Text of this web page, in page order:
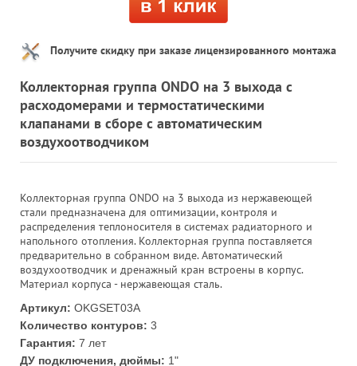
Получите скидку при заказе лицензированного монтажа
Коллекторная группа ONDO на 3 выхода с
расходомерами и термостатическими
клапанами в сборе с автоматическим
воздухоотводчиком
Коллекторная группа ONDO на 3 выхода из нержавеющей
стали предназначена для оптимизации, контроля и
распределения теплоносителя в системах радиаторного и
напольного отопления. Коллекторная группа поставляется
предварительно в собранном виде. Автоматический
воздухоотводчик и дренажный кран встроены в корпус.
Материал корпуса - нержавеющая сталь.
Артикул: OKGSET03A
Количество контуров: 3
Гарантия: 7 лет
ДУ подключения, дюймы: 1"